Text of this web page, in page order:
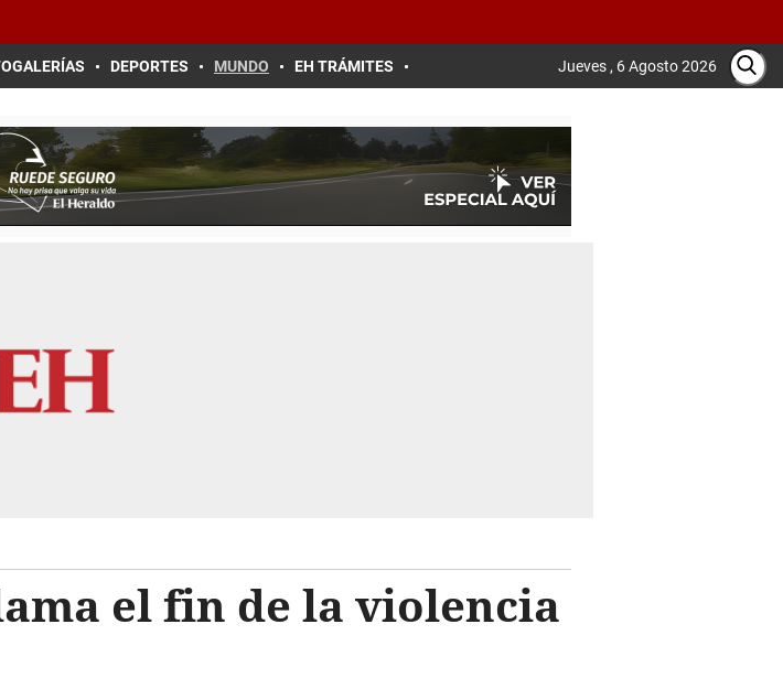
DEPORTES MUNDO EH TRÁMITES Jueves , 6 Agosto 2026
el fin de la violencia